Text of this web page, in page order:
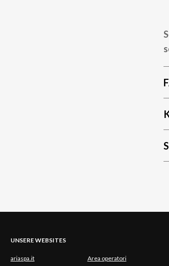
UNSERE WEBSITES
ariaspa.it Area operatori